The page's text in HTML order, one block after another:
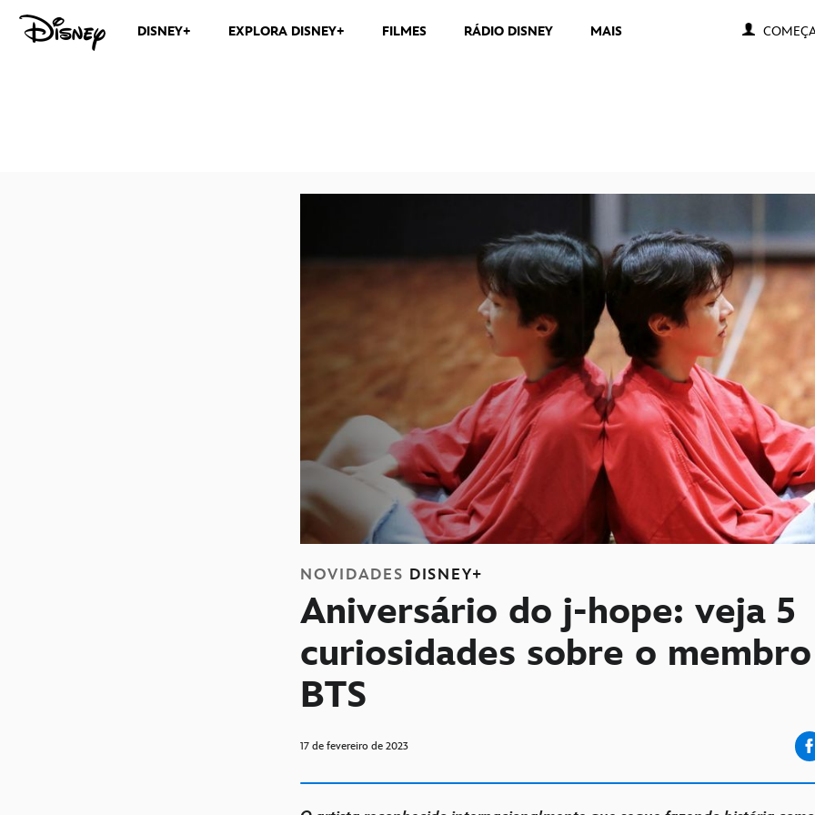
DISNEY+ EXPLORA DISNEY+ FILMES RÁDIO DISNEY MAIS
NOVIDADES DISNEY+
Aniversário do j-hope: veja 5
curiosidades sobre o
BTS
17 de fevereiro de 2023